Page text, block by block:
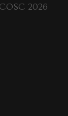
2026